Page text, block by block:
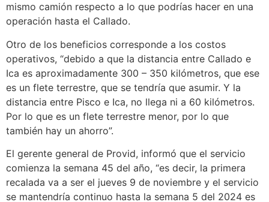
mismo camión respecto a lo que podrías hacer en una
operación hasta el Callado.
Otro de los beneficios corresponde a los costos
operativos, “debido a que la distancia entre Callado e
Ica es aproximadamente 300 – 350 kilómetros, que ese
es un flete terrestre, que se tendría que asumir. Y la
distancia entre Pisco e Ica, no llega ni a 60 kilómetros.
Por lo que es un flete terrestre menor, por lo que
también hay un ahorro”.
El gerente general de Provid, informó que el servicio
comienza la semana 45 del año, “es decir, la primera
recalada va a ser el jueves 9 de noviembre y el servicio
se mantendría continuo hasta la semana 5 del 2024 es